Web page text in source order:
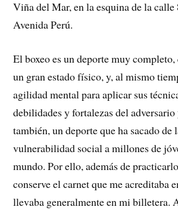
Viña del Mar, en la esquina de la
Avenida Perú.
El boxeo es un deporte muy
un gran estado físico, y, al mismo
agilidad mental para aplicar sus
debilidades y fortalezas del adversario
también, un deporte que ha sacado de
vulnerabilidad social a millones de
mundo. Por ello, además de
conserve el carnet que me acreditaba
llevaba generalmente en mi billetera.